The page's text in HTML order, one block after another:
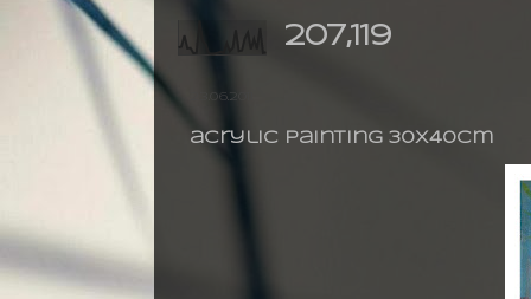
207,119
23.06.2011
acrylic painting 30X40cm